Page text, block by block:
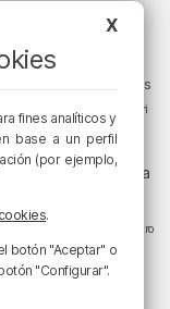
Bizkaia
cultura
Cáritas
Enkarterri
Vasco)
jubera LaLiga
LaLiga
sucesos Teatro
tráfico
X
fines analíticos y
base a un perfil
(por ejemplo,
.
botón "Aceptar" o
"Configurar".